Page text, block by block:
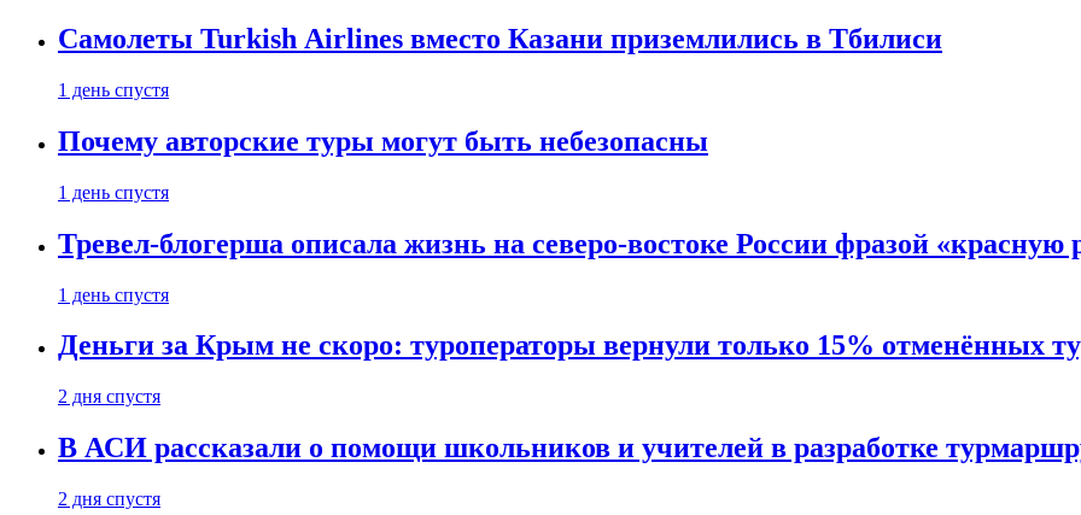
Самолеты Turkish Airlines вместо Казани приземлились в Тбилиси
1 день спустя
Почему авторские туры могут быть небезопасны
1 день спустя
Тревел-блогерша описала жизнь на северо-востоке России фразой
1 день спустя
Деньги за Крым не скоро: туроператоры вернули только 15% отменённых
2 дня спустя
В АСИ рассказали о помощи школьников и учителей в разработке
2 дня спустя